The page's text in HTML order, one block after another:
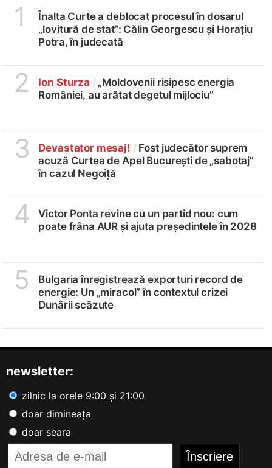
1
Înalta Curte a deblocat procesul în dosarul
„lovitură de stat”: Călin Georgescu și Horațiu
Potra, în judecată
2 Ion Sturza /„Moldovenii risipesc energia
României, au arătat degetul mijlociu”
3 Devastator mesaj! / Fost judecător suprem
acuză Curtea de Apel București de „sabotaj”
în cazul Negoiță
4
Victor Ponta revine cu un partid nou: cum
poate frâna AUR și ajuta președintele în 2028
5
Bulgaria înregistrează exporturi record de
energie: Un „miracol” în contextul crizei
Dunării scăzute
newsletter:
zilnic la orele 9:00 și 21:00
doar dimineața
doar seara